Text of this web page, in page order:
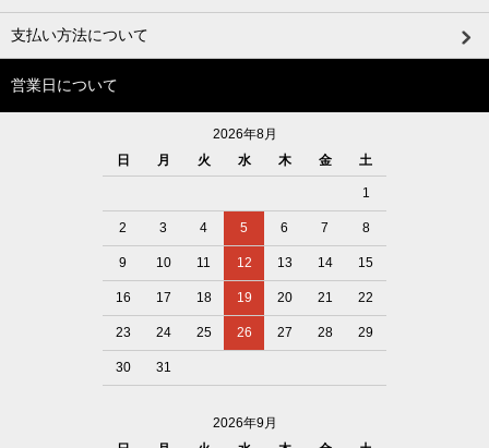
支払い方法について
営業日について
2026年8月
日
月 火 水 木 金 土
1
2 3 4 5 6 7 8
9 10 11 12 13 14 15
16 17 18 19 20 21 22
23 24 25 26 27 28 29
30 31
2026年9月